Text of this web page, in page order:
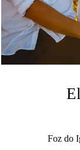
Foz do